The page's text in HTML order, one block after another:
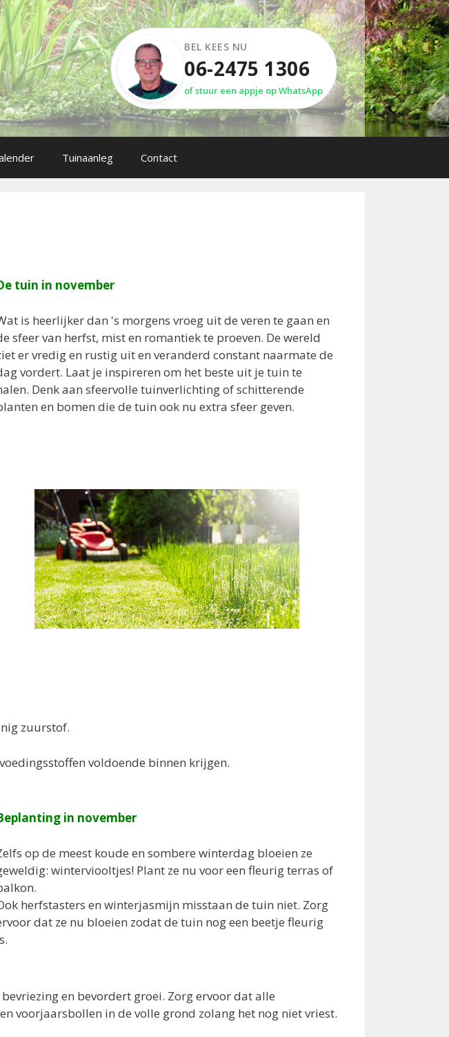
BEL KEES NU
06-2475 1306
of stuur een appje op WhatsApp
Tuinaanleg Contact
tuin in november
is heerlijker dan 's morgens vroeg uit de veren te gaan en
sfeer van herfst, mist en romantiek te proeven. De wereld
er vredig en rustig uit en veranderd constant naarmate de
vordert. Laat je inspireren om het beste uit je tuin te
Denk aan sfeervolle tuinverlichting of schitterende
en bomen die de tuin ook nu extra sfeer geven.
zuurstof.
voldoende binnen krijgen.
in november
op de meest koude en sombere winterdag bloeien ze
winterviooltjes! Plant ze nu voor een fleurig terras of
herfstasters en winterjasmijn misstaan de tuin niet. Zorg
dat ze nu bloeien zodat de tuin nog een beetje fleurig
en bevordert groei. Zorg ervoor dat alle
voorjaarsbollen in de volle grond zolang het nog niet vriest.